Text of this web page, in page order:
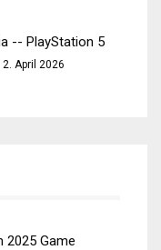
-- PlayStation 5
April 2026
2025 Game